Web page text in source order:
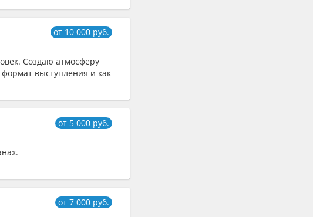
от 10 000 руб.
Создаю атмосферу
выступления и как
от 5 000 руб.
от 7 000 руб.